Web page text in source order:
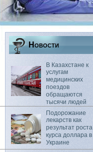
Новости
В Казахстане к
услугам
медицинских
поездов
обращаются
тысячи людей
Подорожание
лекарств как
результат роста
курса доллара в
Украине